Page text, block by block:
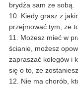
brydża sam ze sobą.
10. Kiedy grasz z
przejmować tym, ze
11. Możesz mieć w
ścianie, możesz
zapraszać kolegów i
się o to, ze
12. Nie ma chorób,